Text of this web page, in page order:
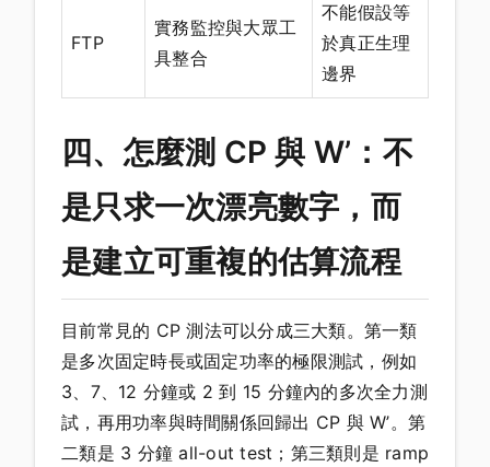
FTP
實務監控與大眾工
具整合
不能假設等
於真正生理
邊界
四、怎麼測 CP 與 W’：不
是只求一次漂亮數字，而
是建立可重複的估算流程
目前常見的 CP 測法可以分成三大類。第一類
是多次固定時長或固定功率的極限測試，例如
3、7、12 分鐘或 2 到 15 分鐘內的多次全力測
試，再用功率與時間關係回歸出 CP 與 W’。第
二類是 3 分鐘 all-out test；第三類則是 ramp